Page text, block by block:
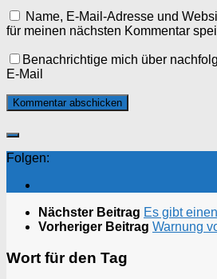
Name, E-Mail-Adresse und
für meinen nächsten Kommentar
Benachrichtige mich über
E-Mail
Folgen:
Nächster Beitrag Es gibt
Vorheriger Beitrag Warnung
Wort für den Tag